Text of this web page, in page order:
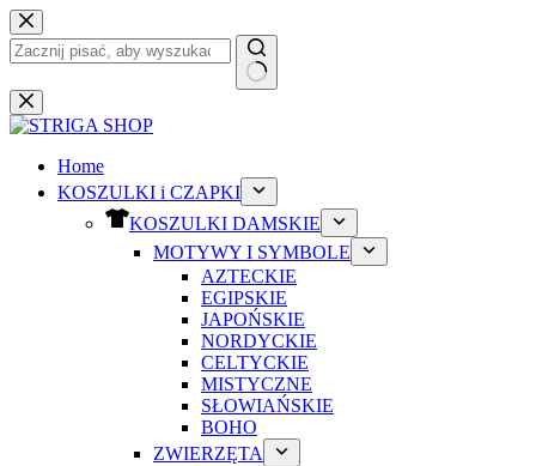
Przejdź
do
treści
Brak
wyników
Home
KOSZULKI i CZAPKI
KOSZULKI DAMSKIE
MOTYWY I SYMBOLE
AZTECKIE
EGIPSKIE
JAPOŃSKIE
NORDYCKIE
CELTYCKIE
MISTYCZNE
SŁOWIAŃSKIE
BOHO
ZWIERZĘTA